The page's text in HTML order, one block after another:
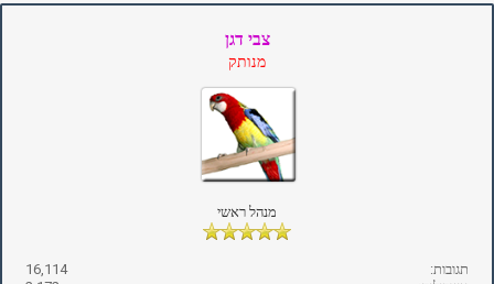
צבי דגן
מנותק
מנהל ראשי
תגובות:
16,114